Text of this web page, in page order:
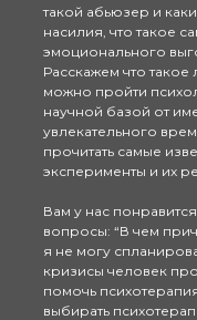
такой абьюзер и
насилия, что такое
эмоционального
Расскажем что
можно пройти
научной базой от
увлекательного
прочитать самые
эксперименты и их
Вам у нас
вопросы: “В чем
я не могу
кризисы человек
помочь
выбирать